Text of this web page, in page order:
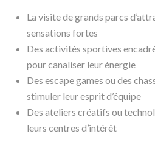
La visite de grands parcs
sensations fortes
Des activités sportives
pour canaliser leur énergie
Des escape games ou des
stimuler leur esprit d’équipe
Des ateliers créatifs ou
leurs centres d’intérêt